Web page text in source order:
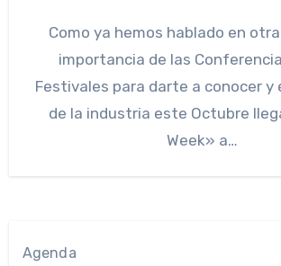
Como ya hemos hablado en otra ocasión la
importancia de las
Festivales para darte a conocer
de la industria este Octubre
Week» a…
Agenda